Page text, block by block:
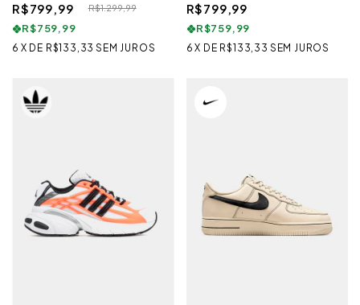
R$799,99
R$1.299,99
R$759,99
6 X DE R$133,33 SEM JUROS
R$799,99
R$759,99
6 X DE R$133,33 SEM JUROS